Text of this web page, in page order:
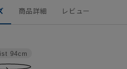
商品詳細 レビュー
94cm